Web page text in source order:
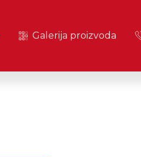
Galerija proizvoda